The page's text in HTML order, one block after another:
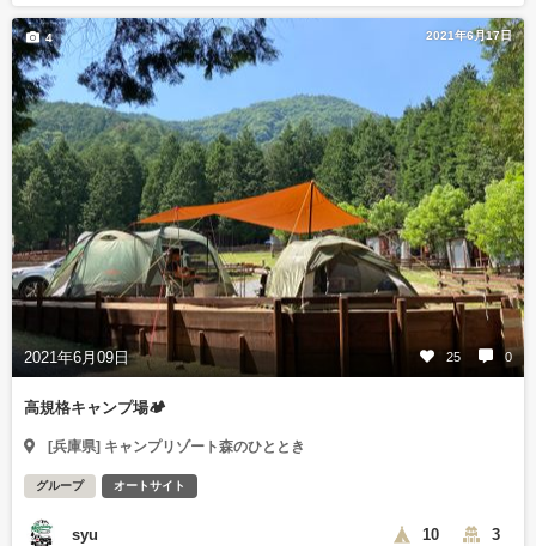
2021年6月17日
2021年6月09日 25 0
4
高規格キャンプ場🏕
[兵庫県] キャンプリゾート森のひととき
グループ オートサイト
syu 10 3